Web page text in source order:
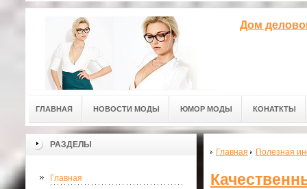
Дом
ГЛАВНАЯ НОВОСТИ МОДЫ ЮМОР МОДЫ КОНАТКТЫ
РАЗДЕЛЫ
Главная
Главная Полезная